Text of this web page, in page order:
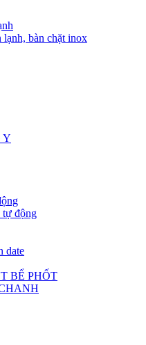
lạnh, bàn chặt inox
Y
tự động
date
BỂ PHỐT